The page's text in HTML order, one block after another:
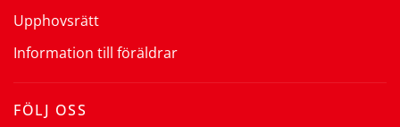
Upphovsrätt
Information till föräldrar
FÖLJ OSS